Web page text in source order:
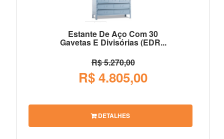
Estante De Aço Com 30
Gavetas E Divisórias (EDR...
R$ 5.270,00
R$ 4.805,00
DETALHES